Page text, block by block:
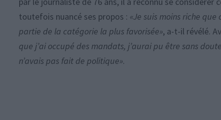
toutefois nuancé ses propos : «Je suis moins riche
partie de la catégorie la plus favorisée», a-t-il révélé.
que j’ai occupé des mandats, j’aurai pu être sans
n’avais pas fait de politique».